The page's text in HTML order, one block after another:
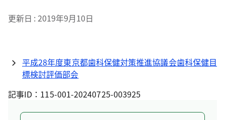
更新日 2019年9月10日
平成28年度東京都歯科保健対策推進協議会歯科保健目
標検討評価部会
記事ID：115-001-20240725-003925